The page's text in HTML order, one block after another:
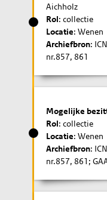
Aichholz
Rol: collectie
Locatie: Wenen
Archiefbron:
nr.857, 861
Mogelijke
Rol: collectie
Locatie: Wenen
Archiefbron:
nr.857, 861;